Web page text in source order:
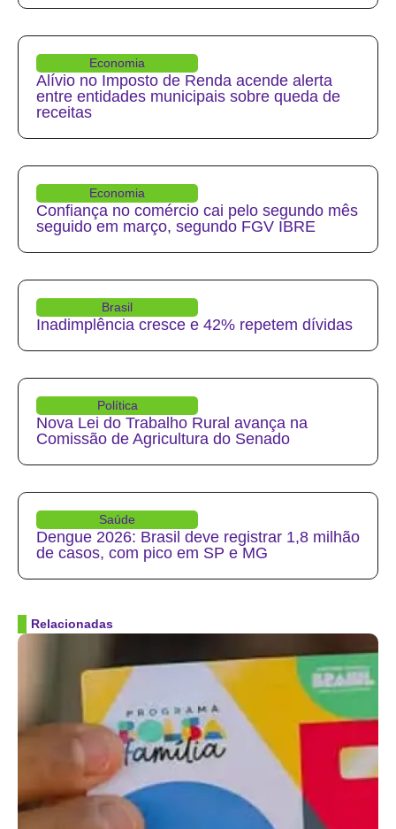
Economia
Alívio no Imposto de Renda acende alerta
entre entidades municipais sobre queda de
receitas
Economia
Confiança no comércio cai pelo segundo mês
seguido em março, segundo FGV IBRE
Brasil
Inadimplência cresce e 42% repetem dívidas
Política
Nova Lei do Trabalho Rural avança na
Comissão de Agricultura do Senado
Saúde
Dengue 2026: Brasil deve registrar 1,8 milhão
de casos, com pico em SP e MG
Relacionadas